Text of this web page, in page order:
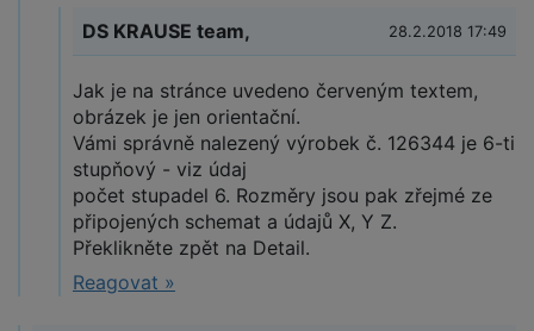
DS KRAUSE team, 28.2.2018 17:49
Jak je na stránce uvedeno červeným textem,
obrázek je jen orientační.
Vámi správně nalezený výrobek č. 126344 je 6-ti
stupňový - viz údaj
počet stupadel 6. Rozměry jsou pak zřejmé ze
připojených schemat a údajů X, Y Z.
Překlikněte zpět na Detail.
Reagovat »